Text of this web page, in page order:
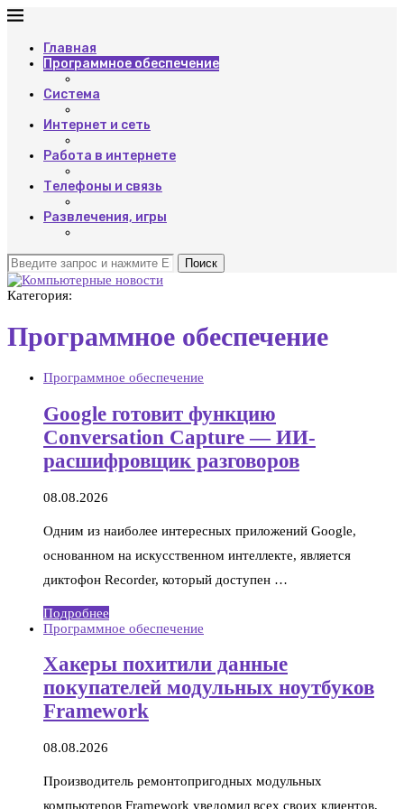
Главная
Программное обеспечение
Система
Интернет и сеть
Работа в интернете
Телефоны и связь
Развлечения, игры
Поиск
Категория:
Программное обеспечение
Программное обеспечение
Google готовит функцию
Conversation Capture — ИИ-
расшифровщик разговоров
08.08.2026
Одним из наиболее интересных приложений Google,
основанном на искусственном интеллекте, является
диктофон Recorder, который доступен …
Подробнее
Программное обеспечение
Хакеры похитили данные
покупателей модульных ноутбуков
Framework
08.08.2026
Производитель ремонтопригодных модульных
компьютеров Framework уведомил всех своих клиентов,